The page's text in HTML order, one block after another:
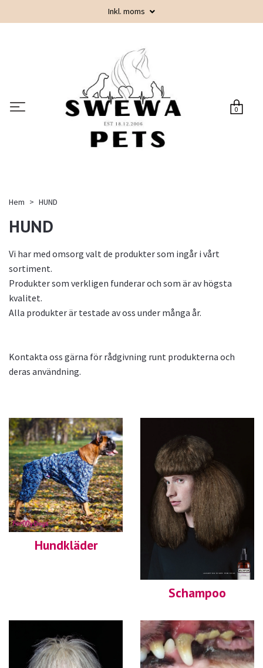
Inkl. moms
0
Hem HUND
HUND
Vi har med omsorg valt de produkter som ingår i vårt
sortiment.
Produkter som verkligen funderar och som är av högsta
kvalitet.
Alla produkter är testade av oss under många år.
Kontakta oss gärna för rådgivning runt produkterna och
deras användning.
Hundkläder
Schampoo